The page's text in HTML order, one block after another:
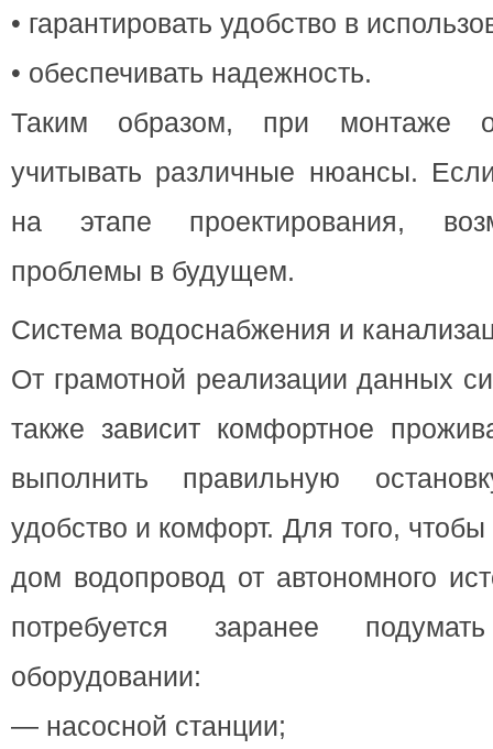
• гарантировать удобство в
• обеспечивать надежность.
Таким образом, при монтаже
учитывать различные нюансы.
на этапе проектирования,
проблемы в будущем.
Система водоснабжения и
От грамотной реализации данных
также зависит комфортное
выполнить правильную
удобство и комфорт. Для того,
дом водопровод от автономного
потребуется заранее
оборудовании:
— насосной станции;